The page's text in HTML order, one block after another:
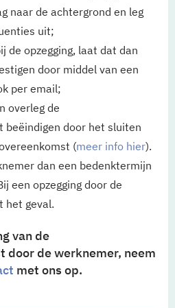
naar de achtergrond en leg
uit;
de opzegging, laat dat dan
door middel van een
per email;
overleg de
beëindigen door het sluiten
(meer info hier).
dan een bedenktermijn
een opzegging door de
het geval.
van de
door de werknemer, neem
met ons op.